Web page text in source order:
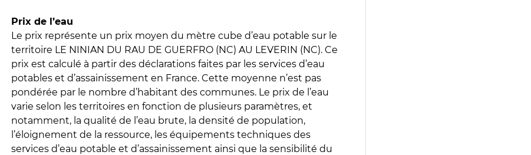
Prix de l’eau
Le prix représente un prix moyen du mètre cube d’eau potable sur le
territoire LE NINIAN DU RAU DE GUERFRO (NC) AU LEVERIN (NC). Ce
prix est calculé à partir des déclarations faites par les services d’eau
potables et d’assainissement en France. Cette moyenne n’est pas
pondérée par le nombre d’habitant des communes. Le prix de l’eau
varie selon les territoires en fonction de plusieurs paramètres, et
notamment, la qualité de l’eau brute, la densité de population,
l’éloignement de la ressource, les équipements techniques des
services d’eau potable et d’assainissement ainsi que la sensibilité du